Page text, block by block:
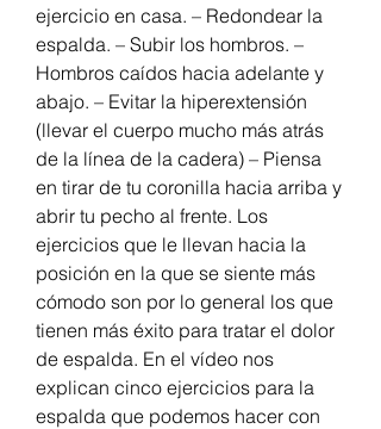
ejercicio en casa. – Redondear la
espalda. – Subir los hombros. –
Hombros caídos hacia adelante y
abajo. – Evitar la hiperextensión
(llevar el cuerpo mucho más atrás
de la línea de la cadera) – Piensa
en tirar de tu coronilla hacia arriba y
abrir tu pecho al frente. Los
ejercicios que le llevan hacia la
posición en la que se siente más
cómodo son por lo general los que
tienen más éxito para tratar el dolor
de espalda. En el vídeo nos
explican cinco ejercicios para la
espalda que podemos hacer con